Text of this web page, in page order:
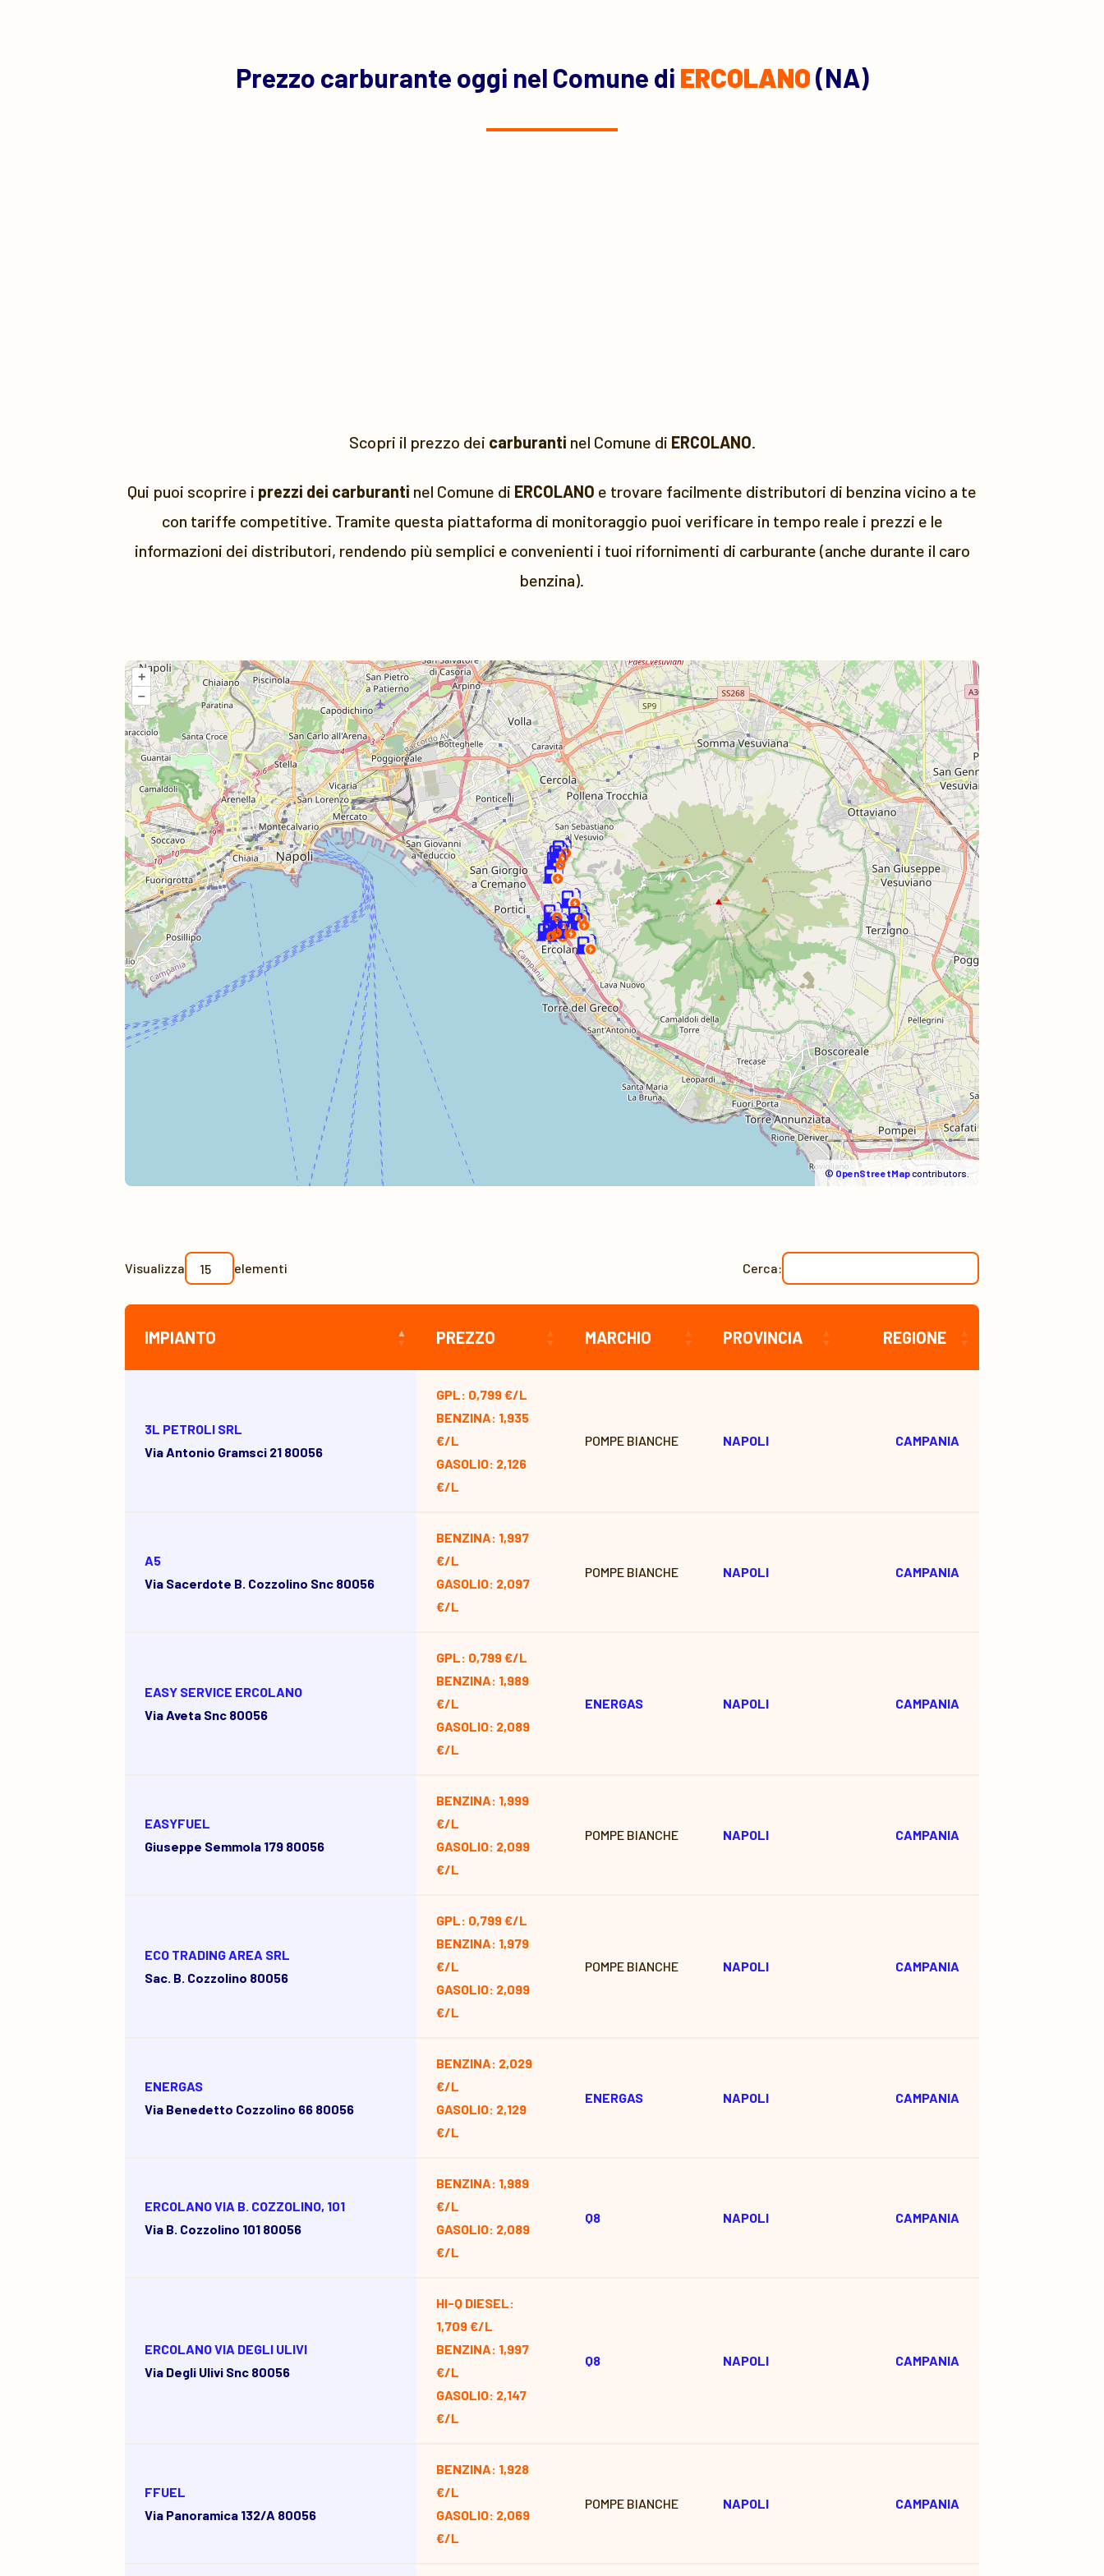
Prezzo carburante oggi nel Comune di ERCOLANO(NA)
Scopri il prezzo dei carburanti nel Comune di ERCOLANO.
Qui puoi scoprire i prezzi dei carburanti nel Comune di ERCOLANO e trovare facilmente distributori di benzina vicino a te
con tariffe competitive. Tramite questa piattaforma di monitoraggio puoi verificare in tempo reale i prezzi e le
informazioni dei distributori, rendendo più semplici e convenienti i tuoi rifornimenti di carburante (anche durante il caro
benzina).
+
–
©OpenStreetMapcontributors.
Visualizza elementi Cerca:
IMPIANTO PREZZO MARCHIO PROVINCIA REGIONE
3L PETROLI SRL
Via Antonio Gramsci 21 80056
GPL: 0,799 €/L
BENZINA: 1,935
€/L
GASOLIO: 2,126
€/L
POMPE BIANCHE NAPOLI CAMPANIA
A5
Via Sacerdote B. Cozzolino Snc 80056
BENZINA: 1,997
€/L
GASOLIO: 2,097
€/L
POMPE BIANCHE NAPOLI CAMPANIA
EASY SERVICE ERCOLANO
Via Aveta Snc 80056
GPL: 0,799 €/L
BENZINA: 1,989
€/L
GASOLIO: 2,089
€/L
ENERGAS NAPOLI CAMPANIA
EASYFUEL
Giuseppe Semmola 179 80056
BENZINA: 1,999
€/L
GASOLIO: 2,099
€/L
POMPE BIANCHE NAPOLI CAMPANIA
ECO TRADING AREA SRL
Sac. B. Cozzolino 80056
GPL: 0,799 €/L
BENZINA: 1,979
€/L
GASOLIO: 2,099
€/L
POMPE BIANCHE NAPOLI CAMPANIA
ENERGAS
Via Benedetto Cozzolino 66 80056
BENZINA: 2,029
€/L
GASOLIO: 2,129
€/L
ENERGAS NAPOLI CAMPANIA
ERCOLANO VIA B. COZZOLINO, 101
Via B. Cozzolino 101 80056
BENZINA: 1,989
€/L
GASOLIO: 2,089
€/L
Q8 NAPOLI CAMPANIA
ERCOLANO VIA DEGLI ULIVI
Via Degli Ulivi Snc 80056
HI-Q DIESEL:
1,709 €/L
BENZINA: 1,997
€/L
GASOLIO: 2,147
€/L
Q8 NAPOLI CAMPANIA
FFUEL
Via Panoramica 132/a 80056
BENZINA: 1,928
€/L
GASOLIO: 2,069
€/L
POMPE BIANCHE NAPOLI CAMPANIA